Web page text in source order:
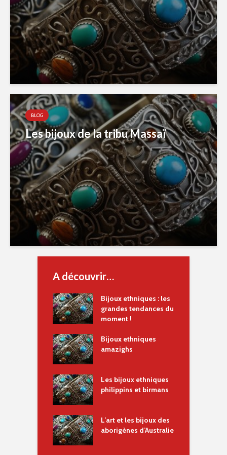
BLOG
Les bijoux de la tribu Massaï
A découvrir…
Bijoux ethniques : les
grandes tendances du
moment !
Bijoux ethniques
amazighs
Les bijoux ethniques
philippins et birmans
L’art et les bijoux des
aborigènes d’Australie